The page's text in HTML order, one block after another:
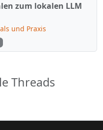
zum lokalen LLM
und Praxis
Threads